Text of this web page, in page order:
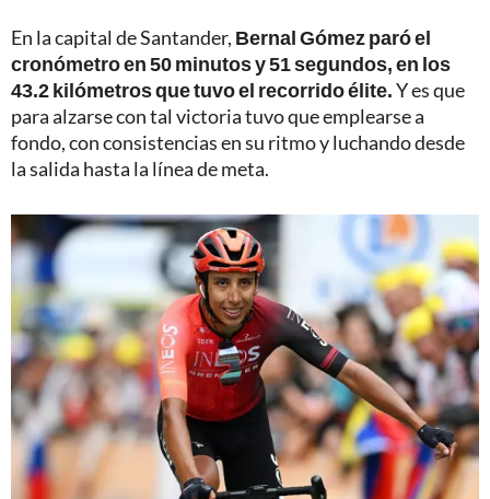
En la capital de Santander, Bernal Gómez paró el
cronómetro en 50 minutos y 51 segundos, en los
43.2 kilómetros que tuvo el recorrido élite.Y es que
para alzarse con tal victoria tuvo que emplearse a
fondo, con consistencias en su ritmo y luchando desde
la salida hasta la línea de meta.